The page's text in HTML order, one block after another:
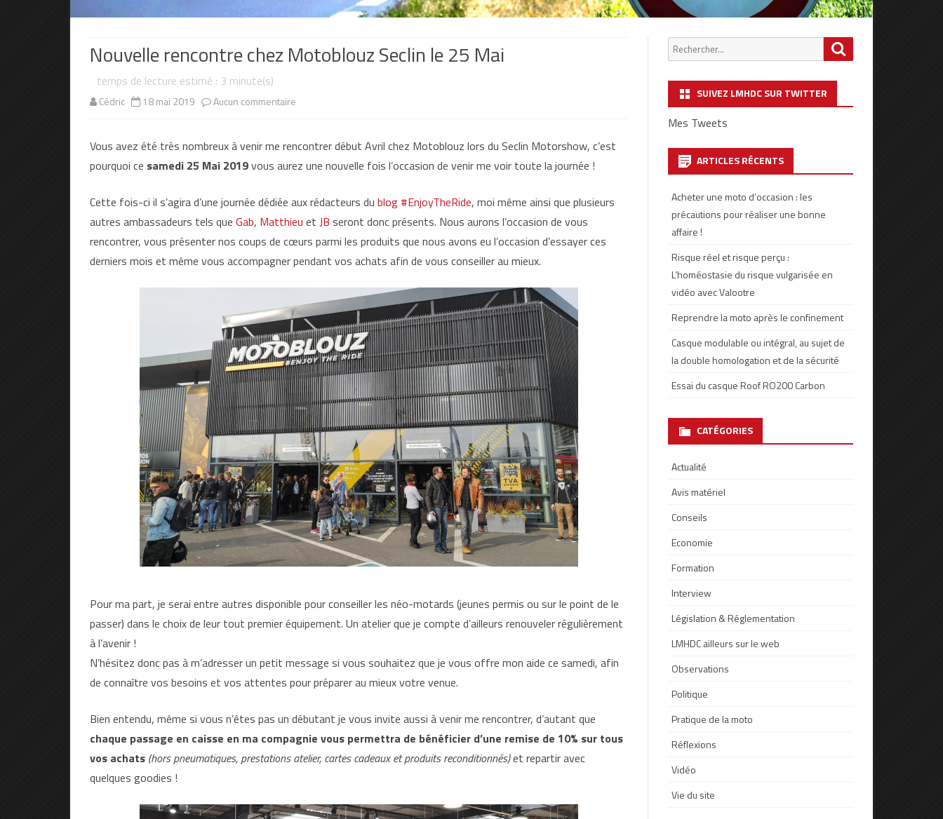
Nouvelle rencontre chez Motoblouz Seclin le 25 Mai
temps de lecture estimé : 3 minute(s)
Cédric 18 mai 2019 Aucun commentaire
rencontre
chez
Motoblouz
Seclin
le
temps
de
lecture
estimé :
3
minute(s)
Vous avez été très nombreux à venir me rencontrer début Avril chez Motoblouz lors du Seclin Motorshow, c’est
pourquoi ce samedi 25 Mai 2019vous aurez une nouvelle fois l’occasion de venir me voir toute la journée !
Cette fois-ci il s’agira d’une journée dédiée aux rédacteurs du blog #EnjoyTheRide, moi même ainsi que plusieurs
autres ambassadeurs tels que Gab, Matthieu et JB seront donc présents. Nous aurons l’occasion de vous
rencontrer, vous présenter nos coups de cœurs parmi les produits que nous avons eu l’occasion d’essayer ces
derniers mois et même vous accompagner pendant vos achats afin de vous conseiller au mieux.
Pour ma part, je serai entre autres disponible pour conseiller les néo-motards (jeunes permis ou sur le point de le
passer) dans le choix de leur tout premier équipement. Un atelier que je compte d’ailleurs renouveler régulièrement
à l’avenir !
N’hésitez donc pas à m’adresser un petit message si vous souhaitez que je vous offre mon aide ce samedi, afin
de connaître vos besoins et vos attentes pour préparer au mieux votre venue.
Bien entendu, même si vous n’êtes pas un débutant je vous invite aussi à venir me rencontrer, d’autant que
chaque passage en caisse en ma compagnie vous permettra de bénéficier d’une remise de 10% sur tous
vos achats (hors pneumatiques, prestations atelier, cartes cadeaux et produits reconditionnés)et repartir avec
quelques goodies !
Chercher
:
SUIVEZ LMHDC SUR TWITTER
Mes Tweets
ARTICLES RÉCENTS
Acheter une moto d’occasion : les
précautions pour réaliser une bonne
affaire !
Risque réel et risque perçu :
L’homéostasie du risque vulgarisée en
vidéo avec Valootre
Reprendre la moto après le confinement
Casque modulable ou intégral, au sujet de
la double homologation et de la sécurité
Essai du casque Roof RO200 Carbon
CATÉGORIES
Actualité
Avis matériel
Conseils
Economie
Formation
Interview
Législation & Réglementation
LMHDC ailleurs sur le web
Observations
Politique
Pratique de la moto
Réflexions
Vidéo
Vie du site